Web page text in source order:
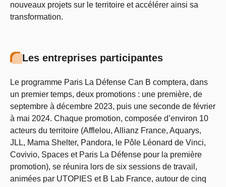
nouveaux projets sur le territoire et accélérer ainsi sa
transformation.
Les entreprises participantes
Le programme Paris La Défense Can B comptera, dans
un premier temps, deux promotions : une première, de
septembre à décembre 2023, puis une seconde de février
à mai 2024. Chaque promotion, composée d’environ 10
acteurs du territoire (Afflelou, Allianz France, Aquarys,
JLL, Mama Shelter, Pandora, le Pôle Léonard de Vinci,
Covivio, Spaces et Paris La Défense pour la première
promotion), se réunira lors de six sessions de travail,
animées par UTOPIES et B Lab France, autour de cinq